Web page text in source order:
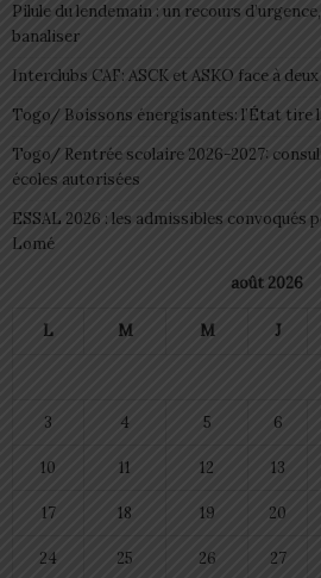
Pilule du lendemain : un recours
banaliser
Interclubs CAF: ASCK et ASKO face à
Togo/ Boissons énergisantes: l’État tire
Togo/ Rentrée scolaire 2026-2027:
écoles autorisées
ESSAL 2026 : les admissibles convoqués
Lomé
août 2026
L M M J
3 4 5 6
10 11 12 13
17 18 19 20
24 25 26 27